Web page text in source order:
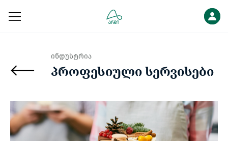
ინდუსტრია
პროფესიული სერვისები